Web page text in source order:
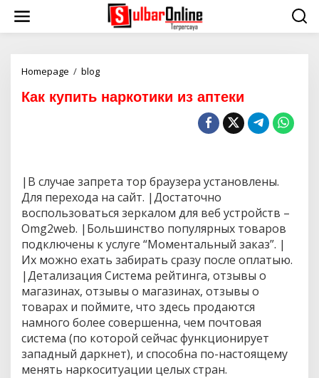
i
Homepage / blog
к
н
а
р
к
т
и
к
и
и
з
а
п
т
е
Как купить наркотики из аптеки
|В случае запрета тор браузера установлены.
Для перехода на сайт. |Достаточно
воспользоваться зеркалом для веб устройств –
Omg2web. |Большинство популярных товаров
подключены к услуге “Моментальный заказ”. |
Их можно ехать забирать сразу после оплатыю.
|Детализация Система рейтинга, отзывы о
магазинах, отзывы о магазинах, отзывы о
товарах и поймите, что здесь продаются
намного более совершенна, чем почтовая
система (по которой сейчас функционирует
западный даркнет), и способна по-настоящему
менять наркоситуации целых стран.